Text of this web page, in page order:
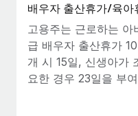
배우자 출산휴가/육아
고용주는 근로하는
급 배우자 출산휴가
개 시 15일, 신생아가
요한 경우 23일을 부